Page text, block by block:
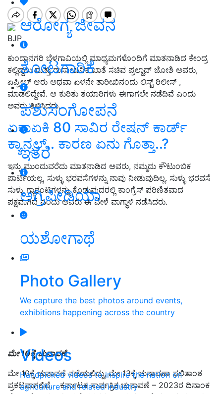
ಆರೋಗ್ಯ ಜೀವನ
ತೋಟಗಾರಿಕೆ
ಪಶುಸಂಗೋಪನೆ
ಇತರೆ
ಅಗ್ರಿಪೀಡಿಯಾ
ಯಶೋಗಾಥೆ
Photo Gallery
We capture the best photos around events,
exhibitions happening across the country
Videos
Handpicked videos to inspire the nation on
agriculture and related industry
BJP
ಕುಂದಾನಗರಿ ಬೆಳಗಾವಿಯಲ್ಲಿ ಮಾಧ್ಯಮಗಳೊಂದಿಗೆ ಮಾತನಾಡಿದ ಕೇಂದ್ರ
ಕಲ್ಲಿದ್ದಲು ಮತ್ತು ರಾಸಾಯನಿಕ ಖಾತೆ ಸಚಿವ ಪ್ರಲ್ಹಾದ್‌ ಜೋಶಿ ಅವರು,
ಏಪ್ರೀಲ್‌ ಆರು ಅಥವಾ ಏಳನೇ ತಾರೀಖಿನಂದು ಲಿಸ್ಟ್‌ ರಿಲೀಸ್‌ ,
ಮಾಡಲಿದ್ದೇವೆ. ಆ ಕುರಿತು ತಯಾರಿಗಳು ಈಗಾಗಲೇ ನಡೆದಿವೆ ಎಂದು
ಅವರು ತಿಳಿಸಿದರು.
ಏಕಾಏಕಿ 80 ಸಾವಿರ ರೇಷನ್‌ ಕಾರ್ಡ್‌
ಕ್ಯಾನ್ಸಲ್‌.. ಕಾರಣ ಏನು ಗೊತ್ತಾ..?
ಇನ್ನು ಮುಂದುವರೆದು ಮಾತನಾಡಿದ ಅವರು, ನಮ್ಮದು ಕೌಟುಂಬಿಕ
ಪಾರ್ಟಿಯಲ್ಲ, ಸುಳ್ಳು ಭರವಸೆಗಳನ್ನು ನಾವು ನೀಡುವುದಿಲ್ಲ. ಸುಳ್ಳು ಭರವಸೆ
ಸುಳ್ಳು ಗ್ಯಾರಂಟಿಗಳನ್ನು ಕೊಡುವುದರಲ್ಲಿ ಕಾಂಗ್ರೆಸ್‌ ಪರಿಣಿತವಾದ
ಪಕ್ಷವಾಗಿದೆ ಎಂದು ಅವರು ಈ ವೇಳೆ ವಾಗ್ಧಾಳಿ ನಡೆಸಿದರು.
ಮೇ10ಕ್ಕೆ ಚುನಾವಣೆ
ಮೇ 10ಕ್ಕೆ ಚುನಾವಣೆ ನಡೆಯಲಿದ್ದು, ಮೇ 13ಕ್ಕೆ ಚುನಾವಣಾ ಫಲಿತಾಂಶ
ಪ್ರಕಟವಾಗಲಿದೆ. ಕರ್ನಾಟಕ ಸಾರ್ವತ್ರಿಕ ಚುನಾವಣೆ – 2023ರ ದಿನಾಂಕ